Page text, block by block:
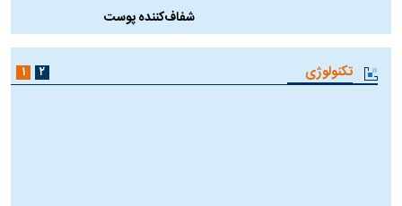
شفاف‌کننده پوست
تکنولوژی ۱ ۲